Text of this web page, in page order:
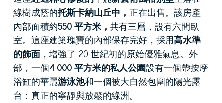
綠樹成蔭的托斯卡納山丘中， 正在出售。該房產
內部面積約550 平方米， 共有三層，設有六間臥
室。這座建築瑰寶的內部保存完好，採用高水準
的飾面 ，增強了 20 世紀初的原始優雅氣息。外
部，一個4,000 平方米的私人公園設有一個帶按摩
浴缸的華麗游泳池和一個被大自然包圍的陽光露
台：真正的寧靜與放鬆的綠洲。